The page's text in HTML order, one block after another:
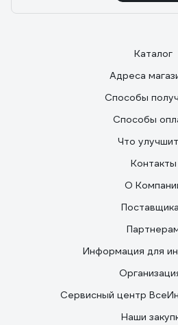
Каталог
Адреса
Способы
Способы
Что
Контакты
О
Информация для
Сервисный центр
Наши